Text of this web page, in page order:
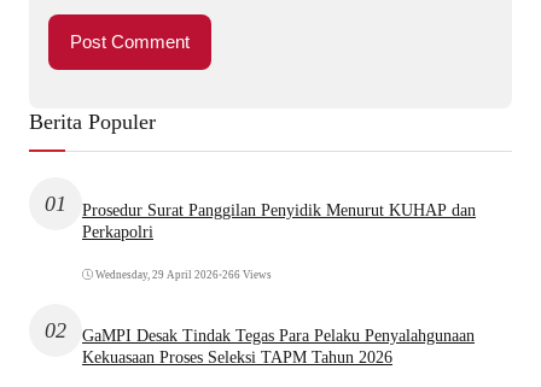
Berita Populer
01
Prosedur Surat Panggilan Penyidik Menurut KUHAP dan
Perkapolri
Wednesday, 29 April 2026•266 Views
02
GaMPI Desak Tindak Tegas Para Pelaku Penyalahgunaan
Kekuasaan Proses Seleksi TAPM Tahun 2026